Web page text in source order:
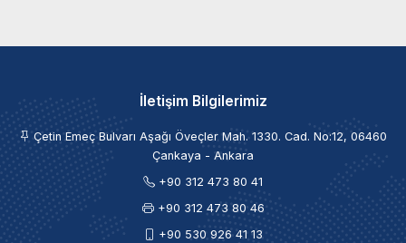
İletişim Bilgilerimiz
Çetin Emeç Bulvarı Aşağı Öveçler Mah. 1330. Cad. No:12, 06460
Çankaya - Ankara
+90 312 473 80 41
+90 312 473 80 46
+90 530 926 41 13